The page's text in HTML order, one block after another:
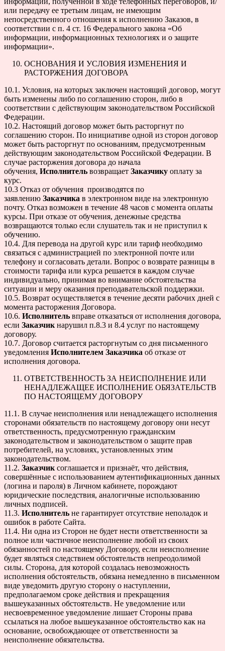
или передачу ее третьим лицам, не имеющим
непосредственного отношения к исполнению Заказов, в
соответствии с п. 4 ст. 16 Федерального закона «Об
информации, информационных технологиях и о защите
информации».
ОСНОВАНИЯ И УСЛОВИЯ ИЗМЕНЕНИЯ И
РАСТОРЖЕНИЯ ДОГОВОРА
10.1. Условия, на которых заключен настоящий договор, могут
быть изменены либо по соглашению сторон, либо в
соответствии с действующим законодательством Российской
Федерации.
10.2. Настоящий договор может быть расторгнут по
соглашению сторон. По инициативе одной из сторон договор
может быть расторгнут по основаниям, предусмотренным
действующим законодательством Российской Федерации. В
случае расторжения договора до начала
обучения, Исполнитель возвращает Заказчику оплату за
курс.
10.3 Отказ от обучения производятся по
заявлению Заказчика в электронном виде на электронную
почту. Отказ возможен в течение 48 часов с момента оплаты
курсы. При отказе от обучения, денежные средства
возвращаются только если слушатель так и не приступил к
обучению.
10.4. Для перевода на другой курс или тариф необходимо
связаться с администрацией по электронной почте или
телефону и согласовать детали. Вопрос о возврате разницы в
стоимости тарифа или курса решается в каждом случае
индивидуально, принимая во внимание обстоятельства
ситуации и меру оказания преподавательской поддержки.
10.5. Возврат осуществляется в течение десяти рабочих дней с
момента расторжения Договора.
10.6. Исполнитель вправе отказаться от исполнения договора,
если Заказчик нарушил п.8.3 и 8.4 услуг по настоящему
договору.
10.7. Договор считается расторгнутым со дня письменного
уведомления Исполнителем Заказчика об отказе от
исполнения договора.
ОТВЕТСТВЕННОСТЬ ЗА НЕИСПОЛНЕНИЕ ИЛИ
НЕНАДЛЕЖАЩЕЕ ИСПОЛНЕНИЕ ОБЯЗАТЕЛЬСТВ
ПО НАСТОЯЩЕМУ ДОГОВОРУ
11.1. В случае неисполнения или ненадлежащего исполнения
сторонами обязательств по настоящему договору они несут
ответственность, предусмотренную гражданским
законодательством и законодательством о защите прав
потребителей, на условиях, установленных этим
законодательством.
11.2. Заказчик соглашается и признаёт, что действия,
совершённые с использованием аутентификационных данных
(логина и пароля) в Личном кабинете, порождают
юридические последствия, аналогичные использованию
личных подписей.
11.3. Исполнитель не гарантирует отсутствие неполадок и
ошибок в работе Сайта.
11.4. Ни одна из Сторон не будет нести ответственности за
полное или частичное неисполнение любой из своих
обязанностей по настоящему Договору, если неисполнение
будет являться следствием обстоятельств непреодолимой
силы. Сторона, для которой создалась невозможность
исполнения обстоятельств, обязана немедленно в письменном
виде уведомить другую сторону о наступлении,
предполагаемом сроке действия и прекращения
вышеуказанных обстоятельств. Не уведомление или
несвоевременное уведомление лишает Стороны права
ссылаться на любое вышеуказанное обстоятельство как на
основание, освобождающее от ответственности за
неисполнение обязательства.